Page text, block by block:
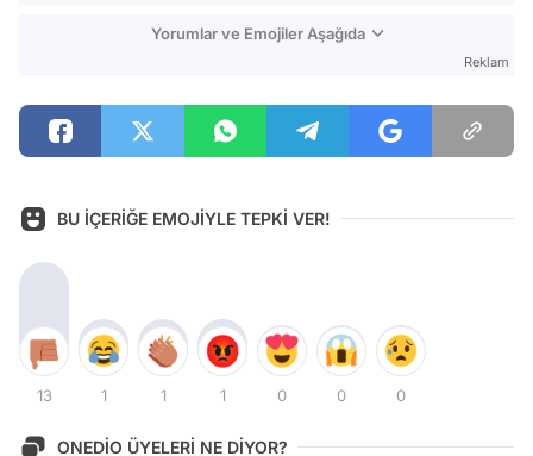
Yorumlar ve Emojiler Aşağıda
Reklam
BU İÇERİĞE EMOJİYLE TEPKİ VER!
13 1 1 1 0 0 0
ONEDİO ÜYELERİ NE DİYOR?